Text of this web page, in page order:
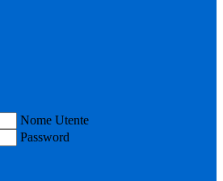
Nome Utente
Password